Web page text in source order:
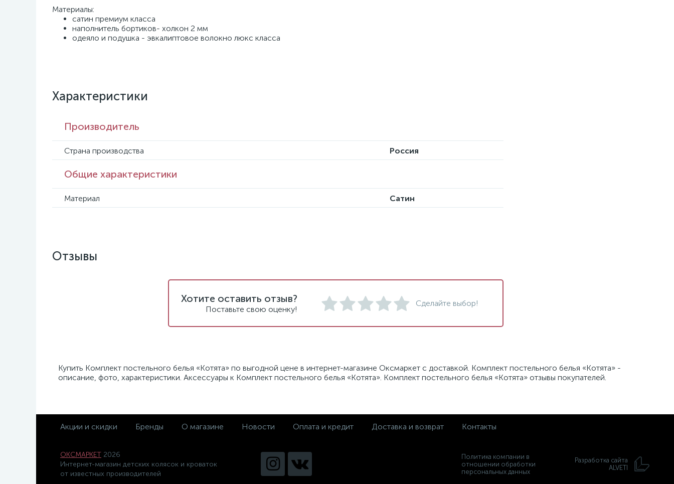
Материалы:
сатин премиум класса
наполнитель бортиков- холкон 2 мм
одеяло и подушка - эвкалиптовое волокно люкс класса
Характеристики
Производитель
Страна производства Россия
Общие характеристики
Материал Сатин
Отзывы
Хотите оставить отзыв?
Поставьте свою оценку!
Сделайте выбор!
Купить Комплект постельного белья «Котята» по выгодной цене в интернет-магазине Оксмаркет с доставкой. Комплект постельного белья «Котята» -
описание, фото, характеристики. Аксессуары к Комплект постельного белья «Котята». Комплект постельного белья «Котята» отзывы покупателей.
Акции и скидки Бренды О магазине Новости Оплата и кредит Доставка и возврат Контакты
ОКСМАРКЕТ 2026
Интернет-магазин детских колясок и кроваток
от известных производителей
Политика компании в
отношении обработки
персональных данных
Разработка сайта
ALVETI